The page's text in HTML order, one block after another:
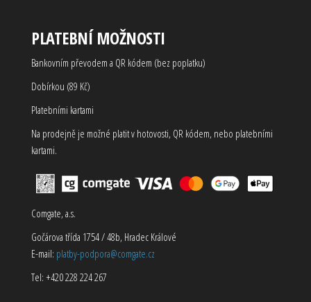
PLATEBNÍ MOŽNOSTI
Bankovním převodem a QR kódem (bez poplatku)
Dobírkou (89 Kč)
Platebními kartami
Na prodejně je možné platit v hotovosti, QR kódem, nebo platebními
kartami.
Comgate, a.s.
Gočárova třída 1754 / 48b, Hradec Králové
E-mail: platby-podpora@comgate.cz
Tel: +420 228 224 267